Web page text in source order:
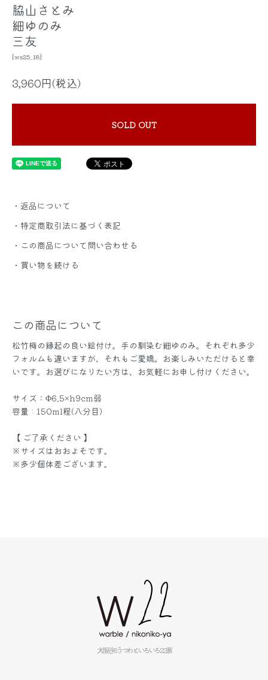
脇山さとみ
細ゆのみ
三友
[ws25_18]
3,960円(税込)
SOLD OUT
・返品について
・特定商取引法に基づく表記
・この商品について問い合わせる
・買い物を続ける
この商品について
松竹梅の縁起の良い絵付け。手の馴染む細ゆのみ。それぞれ多少
フォルムも違いますが、それもご愛嬌。お楽しみいただけると幸
いです。お選びになりたい方は、お気軽にお申し付けください。
サイズ：Φ6.5×h9cm弱
容量 : 150ml程(八分目)
【 ご了承ください 】
※サイズはおおよそです。
※多少個体差ございます。
大阪谷6うつわといろいろ22家